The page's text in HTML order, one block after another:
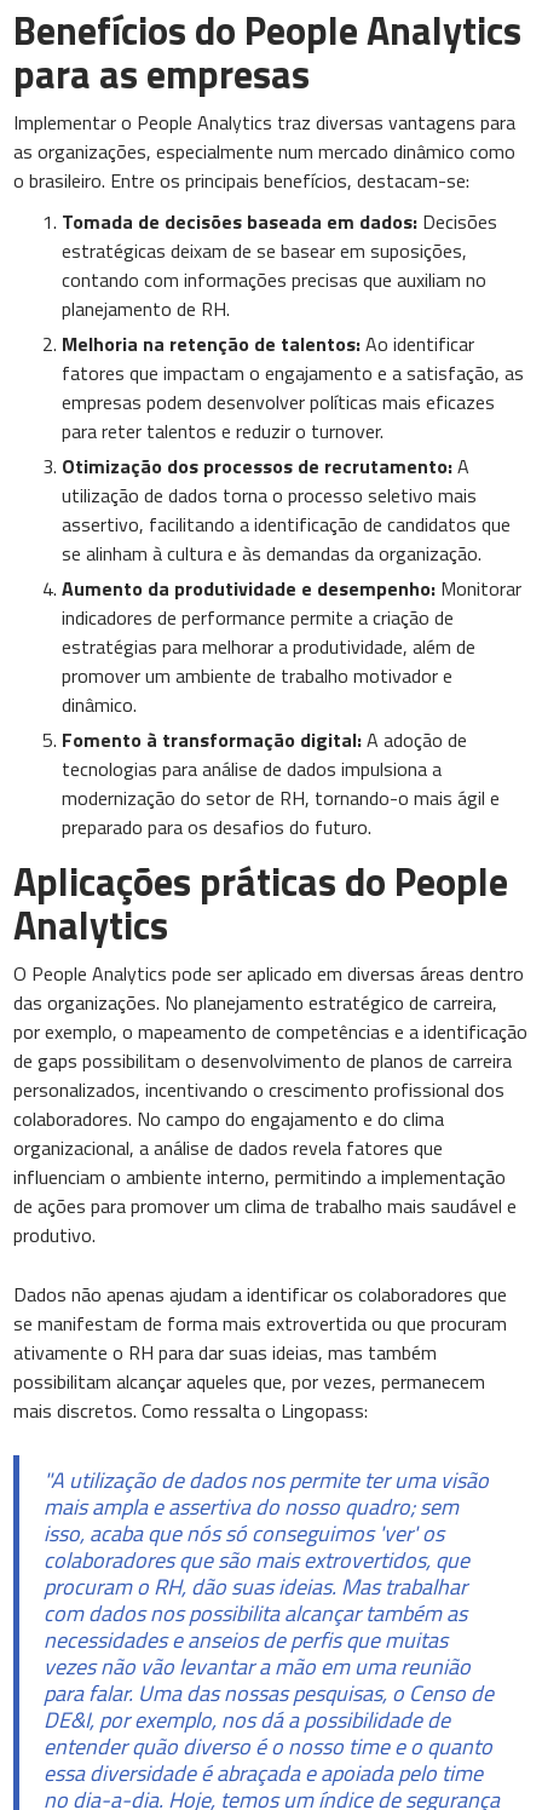
Benefícios do People Analytics
para as empresas
Implementar o People Analytics traz diversas vantagens para
as organizações, especialmente num mercado dinâmico como
o brasileiro. Entre os principais benefícios, destacam-se:
Tomada de decisões baseada em dados: Decisões
estratégicas deixam de se basear em suposições,
contando com informações precisas que auxiliam no
planejamento de RH.
Melhoria na retenção de talentos:Ao identificar
fatores que impactam o engajamento e a satisfação, as
empresas podem desenvolver políticas mais eficazes
para reter talentos e reduzir o turnover.
Otimização dos processos de recrutamento:A
utilização de dados torna o processo seletivo mais
assertivo, facilitando a identificação de candidatos que
se alinham à cultura e às demandas da organização.
Aumento da produtividade e desempenho: Monitorar
indicadores de performance permite a criação de
estratégias para melhorar a produtividade, além de
promover um ambiente de trabalho motivador e
dinâmico.
Fomento à transformação digital:A adoção de
tecnologias para análise de dados impulsiona a
modernização do setor de RH, tornando-o mais ágil e
preparado para os desafios do futuro.
Aplicações práticas do People
Analytics
O People Analytics pode ser aplicado em diversas áreas dentro
das organizações. No planejamento estratégico de carreira,
por exemplo, o mapeamento de competências e a identificação
de gaps possibilitam o desenvolvimento de planos de carreira
personalizados, incentivando o crescimento profissional dos
colaboradores. No campo do engajamento e do clima
organizacional, a análise de dados revela fatores que
influenciam o ambiente interno, permitindo a implementação
de ações para promover um clima de trabalho mais saudável e
produtivo.
Dados não apenas ajudam a identificar os colaboradores que
se manifestam de forma mais extrovertida ou que procuram
ativamente o RH para dar suas ideias, mas também
possibilitam alcançar aqueles que, por vezes, permanecem
mais discretos. Como ressalta o Lingopass:
"A utilização de dados nos permite ter uma visão
mais ampla e assertiva do nosso quadro; sem
isso, acaba que nós só conseguimos 'ver' os
colaboradores que são mais extrovertidos, que
procuram o RH, dão suas ideias. Mas trabalhar
com dados nos possibilita alcançar também as
necessidades e anseios de perfis que muitas
vezes não vão levantar a mão em uma reunião
para falar. Uma das nossas pesquisas, o Censo de
DE&I, por exemplo, nos dá a possibilidade de
entender quão diverso é o nosso time e o quanto
essa diversidade é abraçada e apoiada pelo time
no dia-a-dia. Hoje, temos um índice de segurança